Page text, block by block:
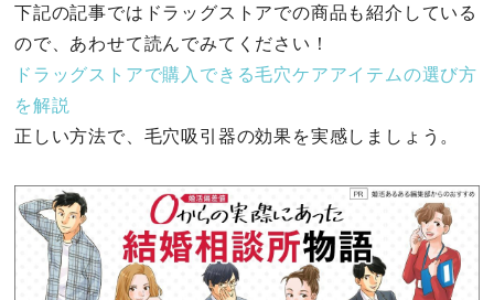
下記の記事ではドラッグストアでの商品も紹介している
ので、あわせて読んでみてください！
ドラッグストアで購入できる毛穴ケアアイテムの選び方
を解説
正しい方法で、毛穴吸引器の効果を実感しましょう。